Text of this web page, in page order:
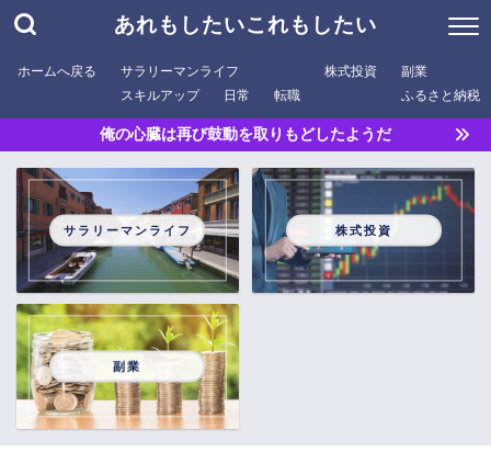
あれもしたいこれもしたい
ホームへ戻る
サラリーマンライフ
スキルアップ
日常 転職
株式投資
副業
ふるさと納税
俺の心臓は再び鼓動を取りもどしたようだ
サラリーマンライフ 株式投資
副業